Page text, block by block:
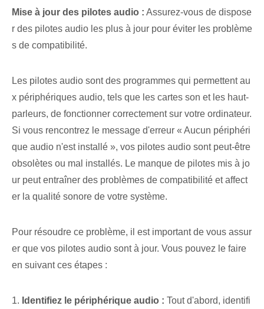
Mise à jour des pilotes audio : Assurez-vous de dispose
r des pilotes audio les plus à jour pour éviter les problème
s de compatibilité.
Les pilotes audio sont des programmes qui permettent au
x périphériques audio, tels que les cartes son et les haut-
parleurs, de fonctionner correctement sur votre ordinateur.
Si vous rencontrez le message d'erreur « Aucun périphéri
que audio n'est installé », vos pilotes audio sont peut-être
obsolètes ou mal installés. Le manque de pilotes mis à jo
ur peut entraîner des problèmes de compatibilité et affect
er la qualité sonore de votre système.
Pour résoudre ce problème, il est important de vous assur
er que vos pilotes audio sont à jour. Vous pouvez le faire
en suivant ces étapes :
1. Identifiez le périphérique audio : Tout d'abord, identifi